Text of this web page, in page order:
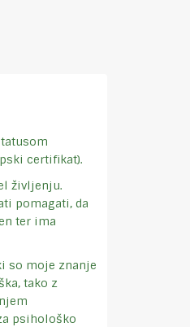
certifikat).
življenju.
pomagati, da
ter ima
so moje znanje
tako z
psihološko